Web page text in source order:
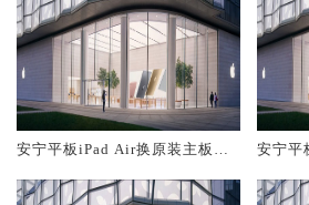
安宁平板iPad Air换原装主板维
安宁平